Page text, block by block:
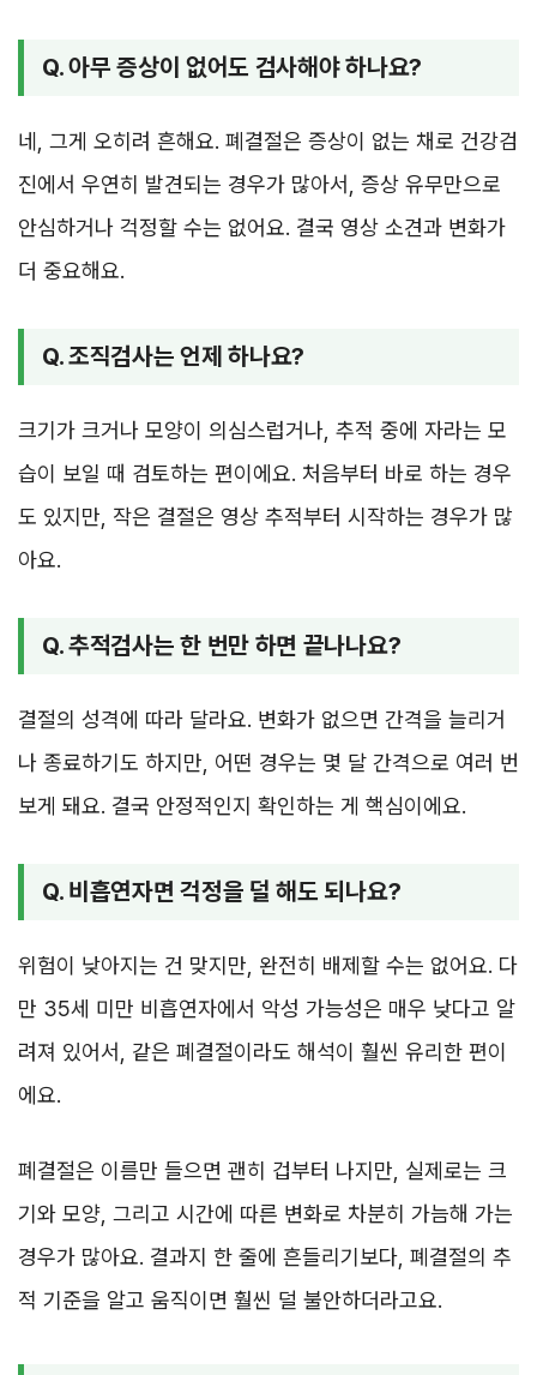
Q. 아무 증상이 없어도 검사해야 하나요?
네, 그게 오히려 흔해요. 폐결절은 증상이 없는 채로 건강검
진에서 우연히 발견되는 경우가 많아서, 증상 유무만으로
안심하거나 걱정할 수는 없어요. 결국 영상 소견과 변화가
더 중요해요.
Q. 조직검사는 언제 하나요?
크기가 크거나 모양이 의심스럽거나, 추적 중에 자라는 모
습이 보일 때 검토하는 편이에요. 처음부터 바로 하는 경우
도 있지만, 작은 결절은 영상 추적부터 시작하는 경우가 많
아요.
Q. 추적검사는 한 번만 하면 끝나나요?
결절의 성격에 따라 달라요. 변화가 없으면 간격을 늘리거
나 종료하기도 하지만, 어떤 경우는 몇 달 간격으로 여러 번
보게 돼요. 결국 안정적인지 확인하는 게 핵심이에요.
Q. 비흡연자면 걱정을 덜 해도 되나요?
위험이 낮아지는 건 맞지만, 완전히 배제할 수는 없어요. 다
만 35세 미만 비흡연자에서 악성 가능성은 매우 낮다고 알
려져 있어서, 같은 폐결절이라도 해석이 훨씬 유리한 편이
에요.
폐결절은 이름만 들으면 괜히 겁부터 나지만, 실제로는 크
기와 모양, 그리고 시간에 따른 변화로 차분히 가늠해 가는
경우가 많아요. 결과지 한 줄에 흔들리기보다, 폐결절의 추
적 기준을 알고 움직이면 훨씬 덜 불안하더라고요.